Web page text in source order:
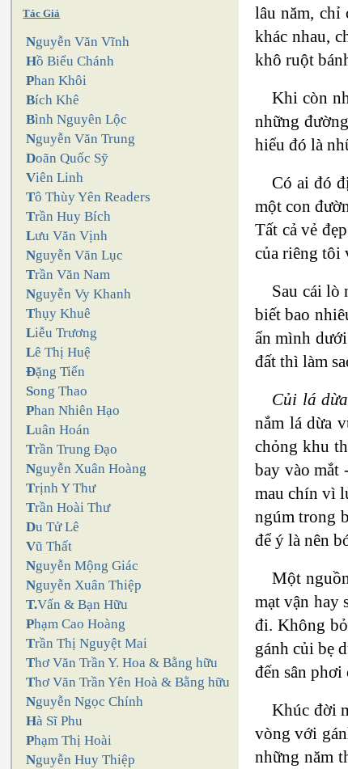
Tác Giả
Nguyễn Văn Vĩnh
Hồ Biểu Chánh
Phan Khôi
Bích Khê
Bình Nguyên Lộc
Nguyễn Văn Trung
Doãn Quốc Sỹ
Viên Linh
Tô Thùy Yên Readers
Trần Huy Bích
Lưu Văn Vịnh
Nguyễn Văn Lục
Trần Văn Nam
Nguyễn Vy Khanh
Thụy Khuê
Liễu Trương
Lê Thị Huệ
Đặng Tiến
Song Thao
Phan Nhiên Hạo
Luân Hoán
Trần Trung Đạo
Nguyễn Xuân Hoàng
Trịnh Y Thư
Trần Hoài Thư
Du Tử Lê
Vũ Thất
Nguyễn Mộng Giác
Nguyễn Xuân Thiệp
T.Vấn & Bạn Hữu
Phạm Cao Hoàng
Trần Thị Nguyệt Mai
Thơ Văn Trần Y. Hoa & Bằng hữu
Thơ Văn Trần Yên Hoà & Bằng hữu
Nguyễn Ngọc Chính
Hà Sĩ Phu
Phạm Thị Hoài
Nguyễn Huy Thiệp
lâu năm, chỉ
khác nhau,
khô ruột
Khi còn
những
hiểu đó là
Có ai đó
một con
Tất cả vẻ
của riêng tôi
Sau cái lò
biết bao
ẩn mình
đất thì làm
Củi lá dừa
nắm lá dừa
chỏng khu
bay vào
mau chín vì
ngúm trong
để ý là nên
Một
mạt vận hay
đi. Không
gánh củi bẹ
đến sân
Khúc đời
vòng với
những năm